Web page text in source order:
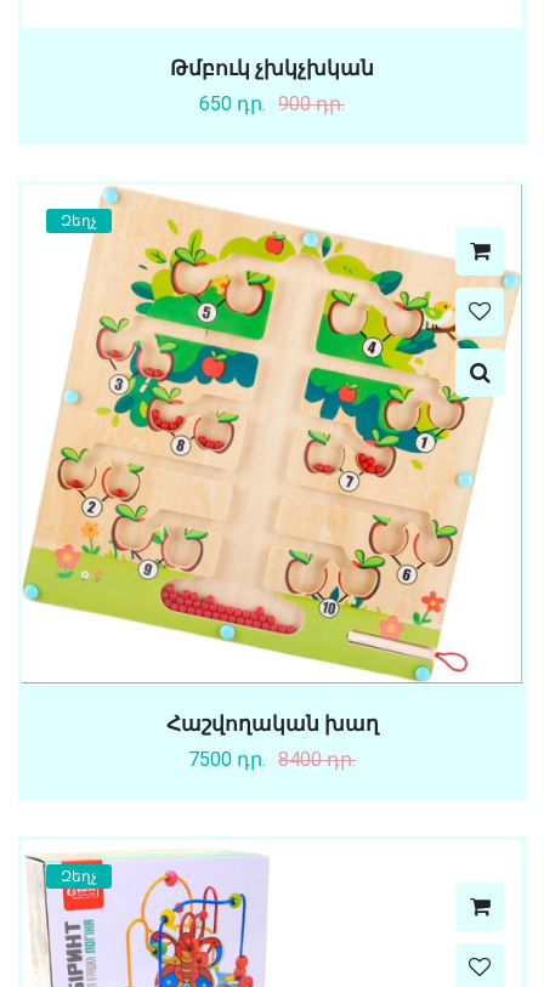
Թմբուկ չխկչխկան
650 դր. 900 դր.
Զեղչ
Հաշվողական խաղ
7500 դր. 8400 դր.
Զեղչ